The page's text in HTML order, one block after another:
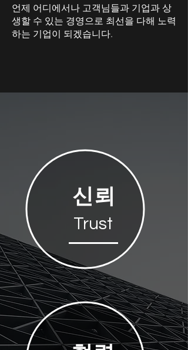
언제 어디에서나 고객님들과 기업과 상
생할 수 있는 경영으로 최선을 다해 노력
하는 기업이 되겠습니다.
Trust
​신뢰